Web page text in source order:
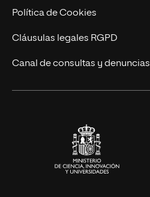
Cursos Universitarios
Actualidad
UNIR Revista
Eventos
Política de Cookies
Cláusulas legales RGPD
Canal de consultas y denuncias